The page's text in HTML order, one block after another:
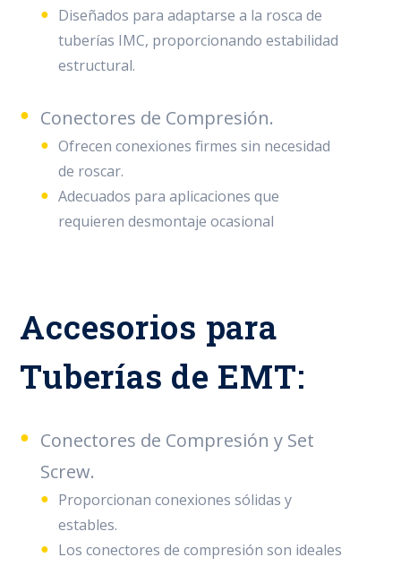
Diseñados para adaptarse a la rosca de
tuberías IMC, proporcionando estabilidad
estructural.
Conectores de Compresión.
Ofrecen conexiones firmes sin necesidad
de roscar.
Adecuados para aplicaciones que
requieren desmontaje ocasional
Accesorios para
Tuberías de EMT:
Conectores de Compresión y Set
Screw.
Proporcionan conexiones sólidas y
estables.
Los conectores de compresión son ideales